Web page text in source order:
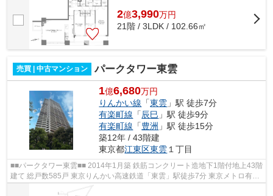
2億3,990万円
21階 / 3LDK / 102.66㎡
売買 | 中古マンション パークタワー東雲
1億6,680万円
りんかい線 「東雲 」駅 徒歩7分
有楽町線 「辰巳 」駅 徒歩9分
有楽町線 「豊洲 」駅 徒歩15分
築12年 / 43階建
東京都江東区東雲１丁目
■■パークタワー東雲■■ 2014年1月築 鉄筋コンクリート造地下1階付地上43階
建て 総戸数585戸 東京りんかい高速鉄道「東雲」駅徒歩7分 東京メトロ有楽
町線「辰巳」駅徒歩9分 オートロ...